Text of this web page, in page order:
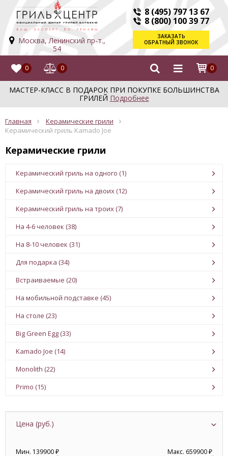
Москва, Ленинский пр-т.,
54
8 (495) 797 13 67
8 (800) 100 39 77
ЗАКАЗАТЬ
ОБРАТНЫЙ ЗВОНОК
0 0 0
МАСТЕР-КЛАСС В ПОДАРОК ПРИ ПОКУПКЕ БОЛЬШИНСТВА
ГРИЛЕЙ Подробнее
Главная
Керамические грили
Керамический гриль Kamado Joe
Керамические грили
Керамический гриль на одного (1)
Керамический гриль на двоих (12)
Керамический гриль на троих (7)
На 4-6 человек (38)
На 8-10 человек (31)
Для подарка (34)
Встраиваемые (20)
На мобильной подставке (45)
На столе (23)
Big Green Egg (33)
Kamado Joe (14)
Monolith (22)
Primo (15)
Цена (руб.)
Мин. 139900 ₽ Макс. 659900 ₽